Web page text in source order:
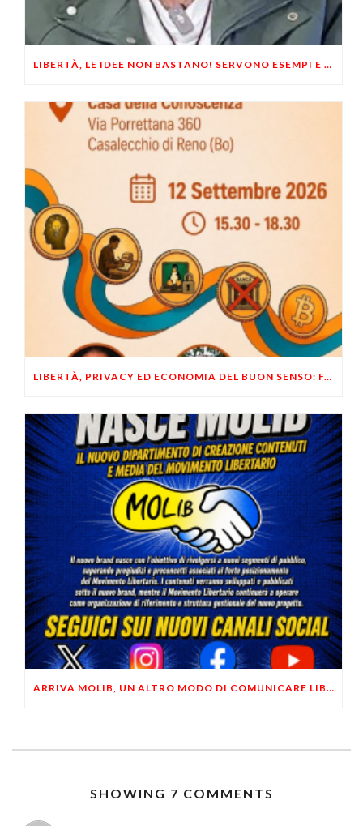
LIBERTÀ, LE IDEE NON BASTANO! SERVONO ESEMPI E UN PO’ DI COERENZA
LIBERTÀ, PRIVACY ED ECONOMIA DEL BUON SENSO: FACCO E MUSUMECI A CASALECCHIO DI RENO (BO)
ARRIVA MOLIB, UN ALTRO MODO DI COMUNICARE LIBERTARIO
SHOWING 7 COMMENTS